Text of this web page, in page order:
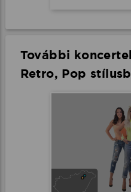
További
Retro, Pop